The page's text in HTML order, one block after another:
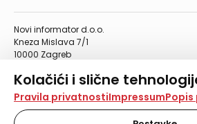
Kolačići i slične
Na našoj web stranici koristimo
tehnologije za pohranu, čitanje i
vašem uređaju. Time poboljšavamo
Pravila privatnostiImpressum
Novi informator d.o.o.
Kneza Mislava 7/1
10000 Zagreb
Telefaks: 01/4612-553
info@informator.hr